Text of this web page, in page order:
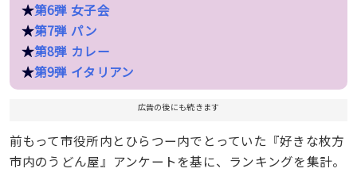
★第6弾 女子会
★第7弾 パン
★第8弾 カレー
★第9弾 イタリアン
広告の後にも続きます
前もって市役所内とひらつー内でとっていた『好きな枚方
市内のうどん屋』アンケートを基に、ランキングを集計。